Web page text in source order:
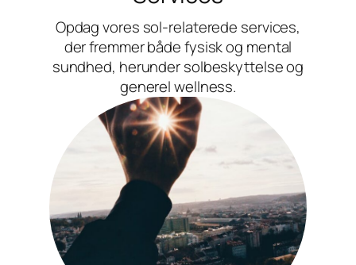
Opdag vores sol-relaterede services,
der fremmer både fysisk og mental
sundhed, herunder solbeskyttelse og
generel wellness.